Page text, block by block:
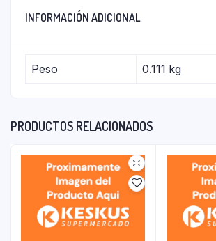
INFORMACIÓN ADICIONAL
Peso 0.111 kg
PRODUCTOS RELACIONADOS